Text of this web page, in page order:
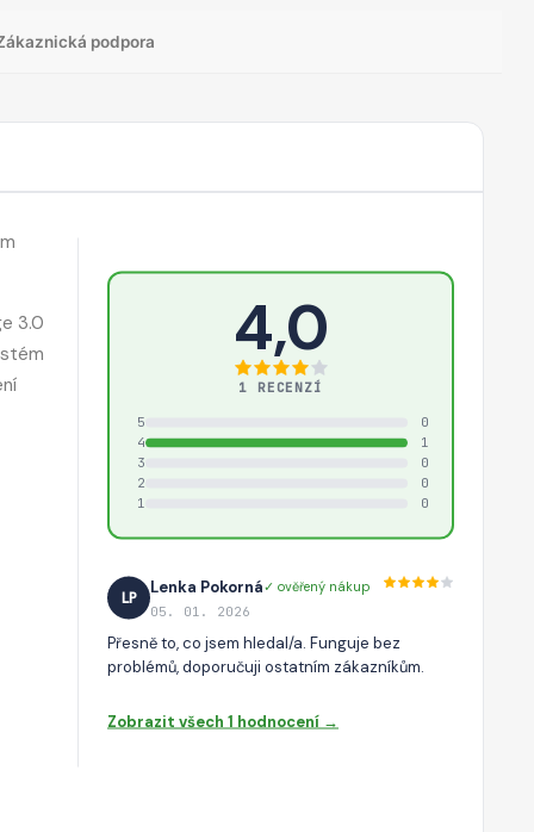
podpora
3.0
4,0
1 RECENZÍ
5
0
4
1
3
0
2
0
1
0
LP
Lenka Pokorná✓ ověřený nákup
05. 01. 2026
Přesně to, co jsem hledal/a. Funguje bez
problémů, doporučuji ostatním zákazníkům.
Zobrazit všech 1 hodnocení →